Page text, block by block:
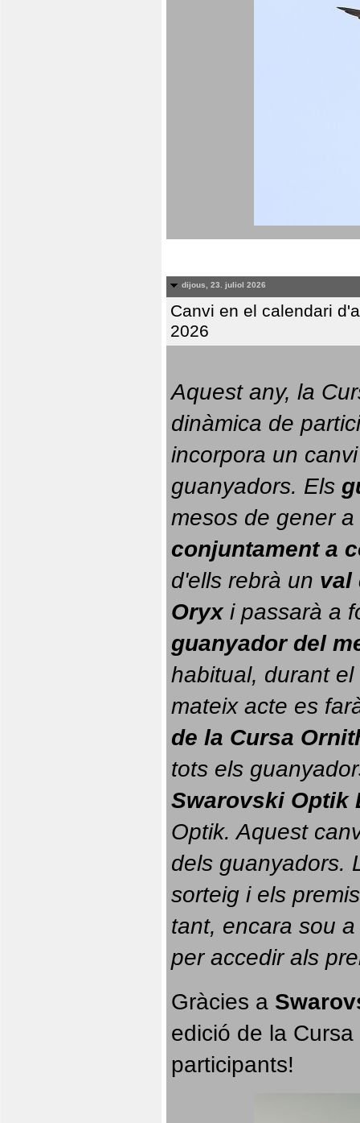
dijous, 23. juliol 2026
Canvi en el calendari
2026
Aquest any, la
dinàmica de
incorpora un
guanyadors. Els
conjuntament a
d'ells rebrà un val
Oryx i passarà a
guanyador del
habitual, durant el
mateix acte es
de la Cursa
tots els
Swarovski Optik
Optik. Aquest
dels guanyadors.
sorteig i els
tant, encara sou
per accedir als
Gràcies a
edició de la
participants!